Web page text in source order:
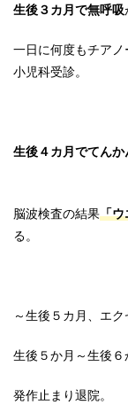
生後３カ月で無呼吸
一日に何度もチア
小児科受診。
生後４カ月でてんか
脳波検査の結果「ウ
る。
～生後５カ月、エ
生後５か月～生後６
発作止まり退院。